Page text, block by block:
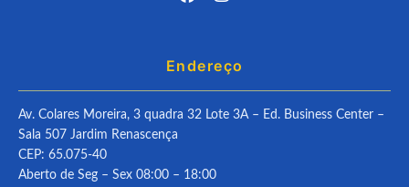
Endereço
Av. Colares Moreira, 3 quadra 32 Lote 3A – Ed. Business Center –
Sala 507 Jardim Renascença
CEP: 65.075-40
Aberto de Seg – Sex 08:00 – 18:00